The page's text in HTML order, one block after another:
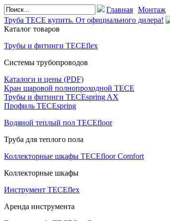
Главная Монтаж
Труба TECE купить. От официального дилера!
Каталог товаров
Трубы и фитинги TECEflex
Системы трубопроводов
Каталоги и цены (PDF)
Кран шаровой полнопроходной ТЕСЕ
Трубы и фитинги TECEspring AX
Профиль TECEspring
Водяной теплый пол TECEfloor
Труба для теплого пола
Коллекторные шкафы TECEfloor Comfort
Коллекторные шкафы
Инструмент TECEflex
Аренда инструмента